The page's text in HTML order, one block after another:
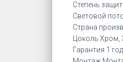
Степень
Световой
Страна
Цоколь Хром,
Гарантия 1 год